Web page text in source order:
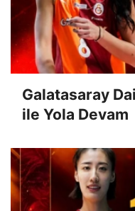
Galatasaray
ile Yola Devam